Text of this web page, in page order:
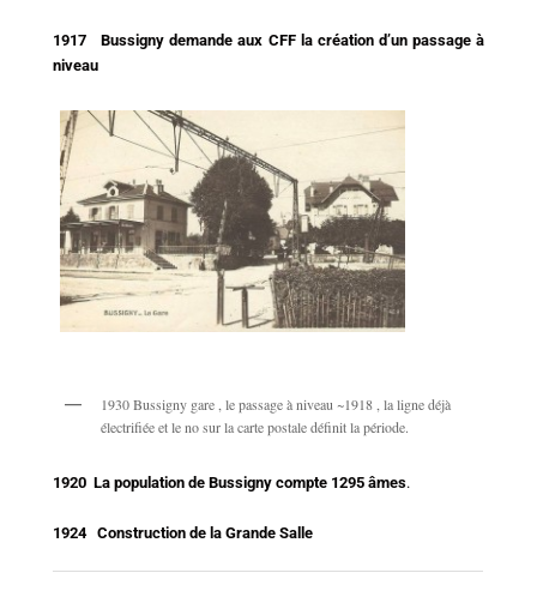
1917 Bussigny demande aux CFF la création d’un passage à
niveau
1930 Bussigny gare , le passage à niveau ~1918 , la ligne déjà
électrifiée et le no sur la carte postale définit la période.
1920 La population de Bussigny compte 1295 âmes.
1924 Construction de la Grande Salle